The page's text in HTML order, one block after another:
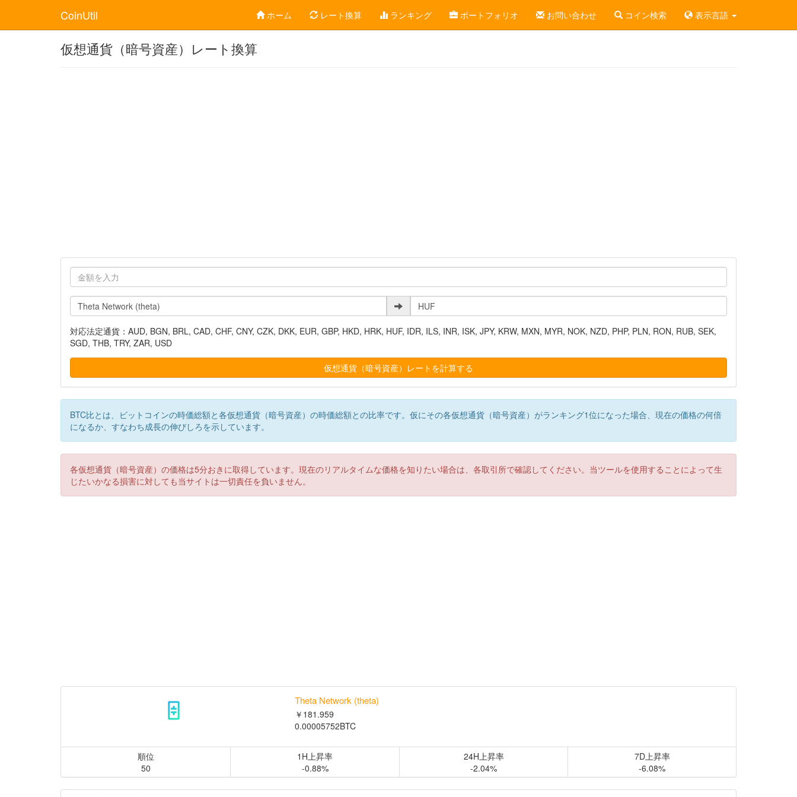
CoinUtil ホーム レート換算 ランキング ポートフォリオ お問い合わせ コイン検索 表示言語
仮想通貨（暗号資産）レート換算
対応法定通貨：AUD, BGN, BRL, CAD, CHF, CNY, CZK, DKK, EUR, GBP, HKD, HRK, HUF, IDR, ILS, INR, ISK, JPY, KRW, MXN, MYR, NOK, NZD, PHP, PLN, RON, RUB, SEK,
SGD, THB, TRY, ZAR, USD
BTC比とは、ビットコインの時価総額と各仮想通貨（暗号資産）の時価総額との比率です。仮にその各仮想通貨（暗号資産）がランキング1位になった場合、現在の価格の何倍
になるか、すなわち成長の伸びしろを示しています。
各仮想通貨（暗号資産）の価格は5分おきに取得しています。現在のリアルタイムな価格を知りたい場合は、各取引所で確認してください。当ツールを使用することによって生
じたいかなる損害に対しても当サイトは一切責任を負いません。
Theta Network (theta)
￥181.959
0.00005752BTC
順位
50
1H上昇率
-0.88%
24H上昇率
-2.04%
7D上昇率
-6.08%